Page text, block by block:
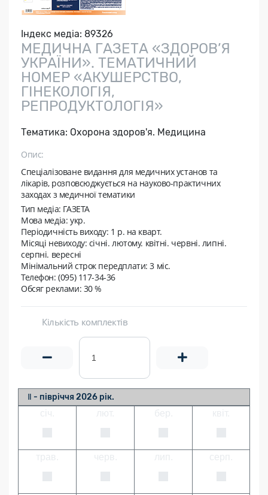
Індекс медіа: 89326
МЕДИЧНА ГАЗЕТА «ЗДОРОВ’Я
УКРАЇНИ». ТЕМАТИЧНИЙ
НОМЕР «АКУШЕРСТВО,
ГІНЕКОЛОГІЯ,
РЕПРОДУКТОЛОГІЯ»
Тематика: Охорона здоров'я. Медицина
Опис:
Спеціалізоване видання для медичних установ та
лікарів, розповсюджується на науково-практичних
заходах з медичної тематики
Тип медіа: ГАЗЕТА
Мова медіа: укр.
Періодичність виходу: 1 p. на кварт.
Місяці невиходу: січні. лютому. квітні. червні. липні.
серпні. вересні
Мінімальний строк передплати:3 міс.
Телефон: (095) 117-34-36
Обсяг реклами: 30 %
Кількість комплектів
Ⅱ - півріччя 2026 рік.